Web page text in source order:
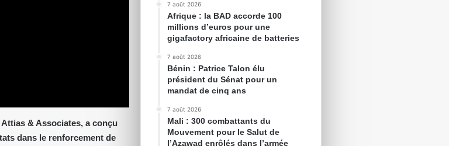
& Associates, a conçu
dans le renforcement de
7 août 2026
Afrique : la BAD accorde 100
millions d’euros pour une
gigafactory africaine de batteries
7 août 2026
Bénin : Patrice Talon élu
président du Sénat pour un
mandat de cinq ans
7 août 2026
Mali : 300 combattants du
Mouvement pour le Salut de
l’Azawad enrôlés dans l’armée